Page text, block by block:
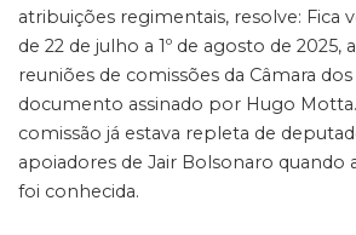
atribuições regimentais, resolve: Fica
de 22 de julho a 1º de agosto de 2025,
reuniões de comissões da Câmara
documento assinado por Hugo Motta.
comissão já estava repleta de
apoiadores de Jair Bolsonaro quando
foi conhecida.